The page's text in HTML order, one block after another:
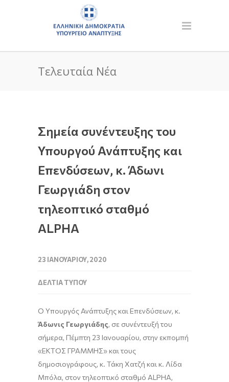
Τελευταία Νέα
Σημεία συνέντευξης του
Υπουργού Ανάπτυξης και
Επενδύσεων, κ. Άδωνι
Γεωργιάδη στον
τηλεοπτικό σταθμό
ALPHA
23 ΙΑΝΟΥΑΡΊΟΥ, 2020
ΔΕΛΤΊΑ ΤΎΠΟΥ
Ο Υπουργός Ανάπτυξης και Επενδύσεων, κ.
Άδωνις Γεωργιάδης, σε συνέντευξή του
σήμερα, Πέμπτη 23 Ιανουαρίου, στην εκπομπή
«ΕΚΤΟΣ ΓΡΑΜΜΗΣ» και τους
δημοσιογράφους, κ. Τάκη Χατζή και κ. Λίδα
Μπόλα, στον τηλεοπτικό σταθμό ALPHA,